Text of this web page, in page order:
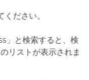
ださい。
」と検索すると、検
リストが表示されま